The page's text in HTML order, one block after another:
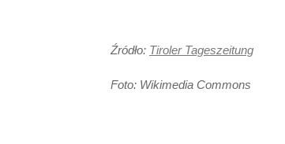
Źródło: Tiroler Tageszeitung
Foto: Wikimedia Commons